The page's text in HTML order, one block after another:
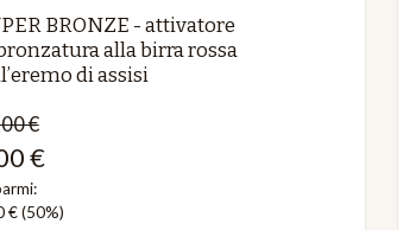
BRONZE - attivatore
alla birra rossa
di assisi
€
€
€(50%)